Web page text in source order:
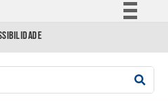
Comunica BR
Acesso à informação